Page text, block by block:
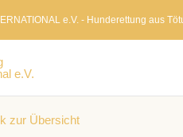
e.V. - Hunderettung aus
zur Übersicht